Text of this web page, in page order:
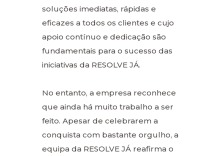
soluções imediatas, rápidas e
eficazes a todos os clientes e cujo
apoio contínuo e dedicação são
fundamentais para o sucesso das
iniciativas da RESOLVE JÁ.
No entanto, a empresa reconhece
que ainda há muito trabalho a ser
feito. Apesar de celebrarem a
conquista com bastante orgulho, a
equipa da RESOLVE JÁ reafirma o